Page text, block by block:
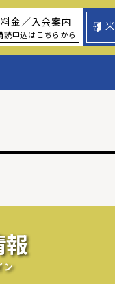
料金／入会案内
読申込はこちらから
報
ン